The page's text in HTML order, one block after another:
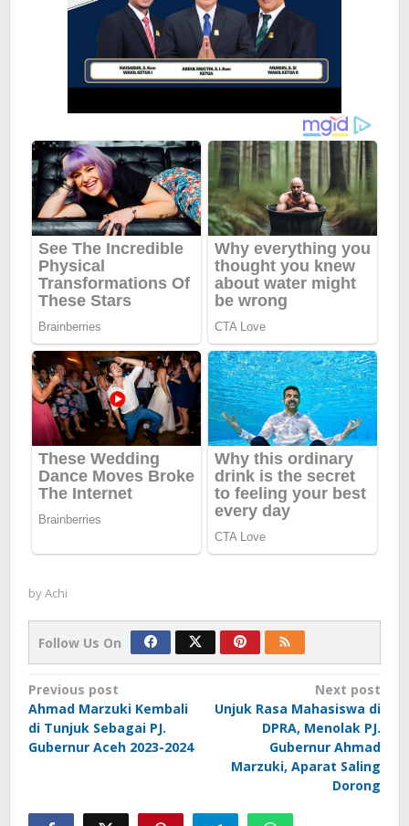
byAchi
Follow Us On
Post
navigation
Previous post
Ahmad Marzuki Kembali
di Tunjuk Sebagai PJ.
Gubernur Aceh 2023-2024
Next post
Unjuk Rasa Mahasiswa di
DPRA, Menolak PJ.
Gubernur Ahmad
Marzuki, Aparat Saling
Dorong